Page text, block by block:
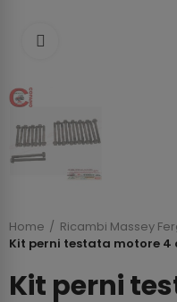
Home
Ricambi Massey
Kit perni testata motore 4
Kit perni